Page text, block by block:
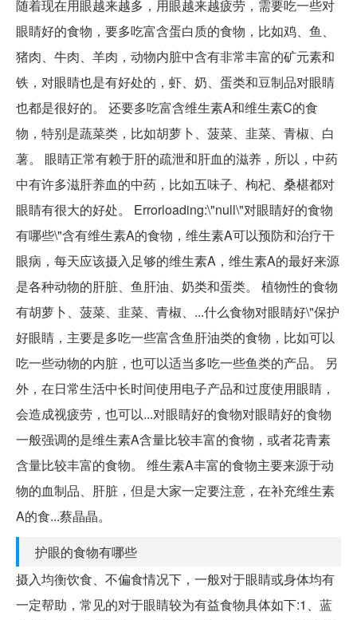
随着现在用眼越来越多，用眼越来越疲劳，需要吃一些对
眼睛好的食物，要多吃富含蛋白质的食物，比如鸡、鱼、
猪肉、牛肉、羊肉，动物内脏中含有非常丰富的矿元素和
铁，对眼睛也是有好处的，虾、奶、蛋类和豆制品对眼睛
也都是很好的。 还要多吃富含维生素A和维生素C的食
物，特别是蔬菜类，比如胡萝卜、菠菜、韭菜、青椒、白
薯。 眼睛正常有赖于肝的疏泄和肝血的滋养，所以，中药
中有许多滋肝养血的中药，比如五味子、枸杞、桑椹都对
眼睛有很大的好处。 Errorloading:\"null\"对眼睛好的食物
有哪些\"含有维生素A的食物，维生素A可以预防和治疗干
眼病，每天应该摄入足够的维生素A，维生素A的最好来源
是各种动物的肝脏、鱼肝油、奶类和蛋类。 植物性的食物
有胡萝卜、菠菜、韭菜、青椒、...什么食物对眼睛好\"保护
好眼睛，主要是多吃一些富含鱼肝油类的食物，比如可以
吃一些动物的内脏，也可以适当多吃一些鱼类的产品。 另
外，在日常生活中长时间使用电子产品和过度使用眼睛，
会造成视疲劳，也可以...对眼睛好的食物对眼睛好的食物
一般强调的是维生素A含量比较丰富的食物，或者花青素
含量比较丰富的食物。 维生素A丰富的食物主要来源于动
物的血制品、肝脏，但是大家一定要注意，在补充维生素
A的食...蔡晶晶。
护眼的食物有哪些
摄入均衡饮食、不偏食情况下，一般对于眼睛或身体均有
一定帮助，常见的对于眼睛较为有益食物具体如下:1、蓝